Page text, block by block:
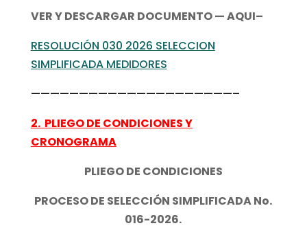
VER Y DESCARGAR DOCUMENTO — AQUI–
RESOLUCIÓN 030 2026 SELECCION
SIMPLIFICADA MEDIDORES
—————————————————————–
2. PLIEGO DE CONDICIONES Y
CRONOGRAMA
PLIEGO DE CONDICIONES
PROCESO DE SELECCIÓN SIMPLIFICADA No.
016-2026.